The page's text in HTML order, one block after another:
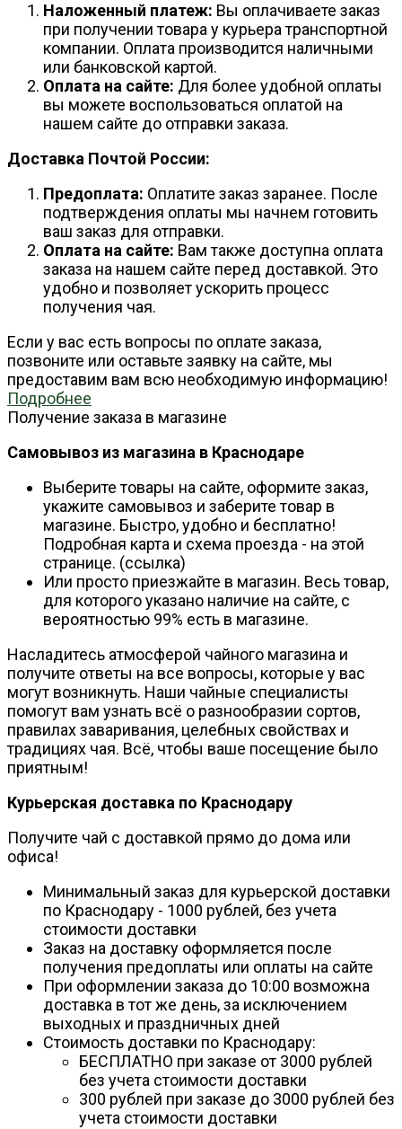
Наложенный платеж: Вы оплачиваете заказ
при получении товара у курьера транспортной
компании. Оплата производится наличными
или банковской картой.
Оплата на сайте: Для более удобной оплаты
вы можете воспользоваться оплатой на
нашем сайте до отправки заказа.
Доставка Почтой России:
Предоплата: Оплатите заказ заранее. После
подтверждения оплаты мы начнем готовить
ваш заказ для отправки.
Оплата на сайте: Вам также доступна оплата
заказа на нашем сайте перед доставкой. Это
удобно и позволяет ускорить процесс
получения чая.
Если у вас есть вопросы по оплате заказа,
позвоните или оставьте заявку на сайте, мы
предоставим вам всю необходимую информацию!
Подробнее
Получение заказа в магазине
Самовывоз из магазина в Краснодаре
Выберите товары на сайте, оформите заказ,
укажите самовывоз и заберите товар в
магазине. Быстро, удобно и бесплатно!
Подробная карта и схема проезда - на этой
странице. (ссылка)
Или просто приезжайте в магазин. Весь товар,
для которого указано наличие на сайте, с
вероятностью 99% есть в магазине.
Насладитесь атмосферой чайного магазина и
получите ответы на все вопросы, которые у вас
могут возникнуть. Наши чайные специалисты
помогут вам узнать всё о разнообразии сортов,
правилах заваривания, целебных свойствах и
традициях чая. Всё, чтобы ваше посещение было
приятным!
Курьерская доставка по Краснодару
Получите чай с доставкой прямо до дома или
офиса!
Минимальный заказ для курьерской доставки
по Краснодару - 1000 рублей, без учета
стоимости доставки
Заказ на доставку оформляется после
получения предоплаты или оплаты на сайте
При оформлении заказа до 10:00 возможна
доставка в тот же день, за исключением
выходных и праздничных дней
Стоимость доставки по Краснодару:
БЕСПЛАТНО при заказе от 3000 рублей
без учета стоимости доставки
300 рублей при заказе до 3000 рублей без
учета стоимости доставки